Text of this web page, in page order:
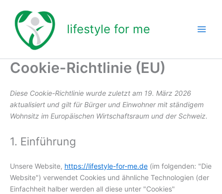
Inhalt
springen
lifestyle for me
Cookie-Richtlinie (EU)
Diese Cookie-Richtlinie wurde zuletzt am 19. März 2026
aktualisiert und gilt für Bürger und Einwohner mit ständigem
Wohnsitz im Europäischen Wirtschaftsraum und der Schweiz.
1. Einführung
Unsere Website, https://lifestyle-for-me.de (im folgenden: "Die
Website") verwendet Cookies und ähnliche Technologien (der
Einfachheit halber werden all diese unter "Cookies"
wordpress
google-
sonstiges